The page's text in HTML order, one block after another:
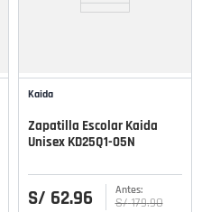
Kaida
Zapatilla Escolar Kaida
Unisex KD25Q1-05N
S/ 62.96 S/ 179.90